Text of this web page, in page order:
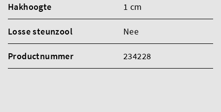
Hakhoogte 1 cm
Losse steunzool Nee
Productnummer 234228